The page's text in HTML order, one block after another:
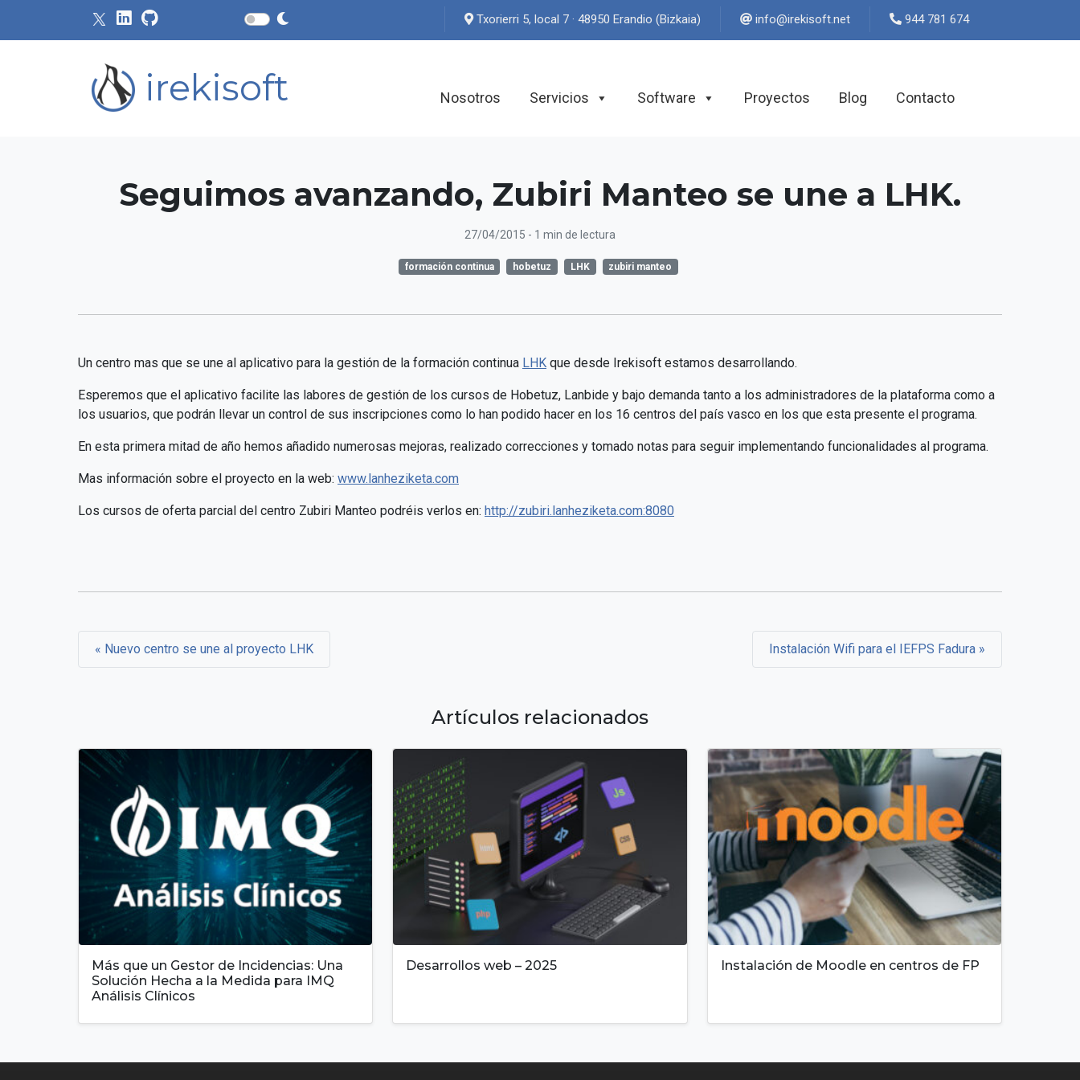
Txorierri 5, local 7 · 48950 Erandio (Bizkaia) ten.tfosikeri@ofni 944 781 674
irekisoft Nosotros Servicios Software Proyectos Blog Contacto
Seguimos avanzando, Zubiri Manteo se une a LHK.
27/04/2015 - 1 min de lectura
formación continua hobetuz LHK zubiri manteo
Un centro mas que se une al aplicativo para la gestión de la formación continua LHK que desde Irekisoft estamos desarrollando.
Esperemos que el aplicativo facilite las labores de gestión de los cursos de Hobetuz, Lanbide y bajo demanda tanto a los administradores de la plataforma como a
los usuarios, que podrán llevar un control de sus inscripciones como lo han podido hacer en los 16 centros del país vasco en los que esta presente el programa.
En esta primera mitad de año hemos añadido numerosas mejoras, realizado correcciones y tomado notas para seguir implementando funcionalidades al programa.
Mas información sobre el proyecto en la web: www.lanheziketa.com
Los cursos de oferta parcial del centro Zubiri Manteo podréis verlos en: http://zubiri.lanheziketa.com:8080
Nuevo centro se une al proyecto LHK Instalación Wifi para el IEFPS Fadura
Artículos relacionados
Más que un Gestor de Incidencias: Una
Solución Hecha a la Medida para IMQ
Análisis Clínicos
Desarrollos web – 2025 Instalación de Moodle en centros de FP